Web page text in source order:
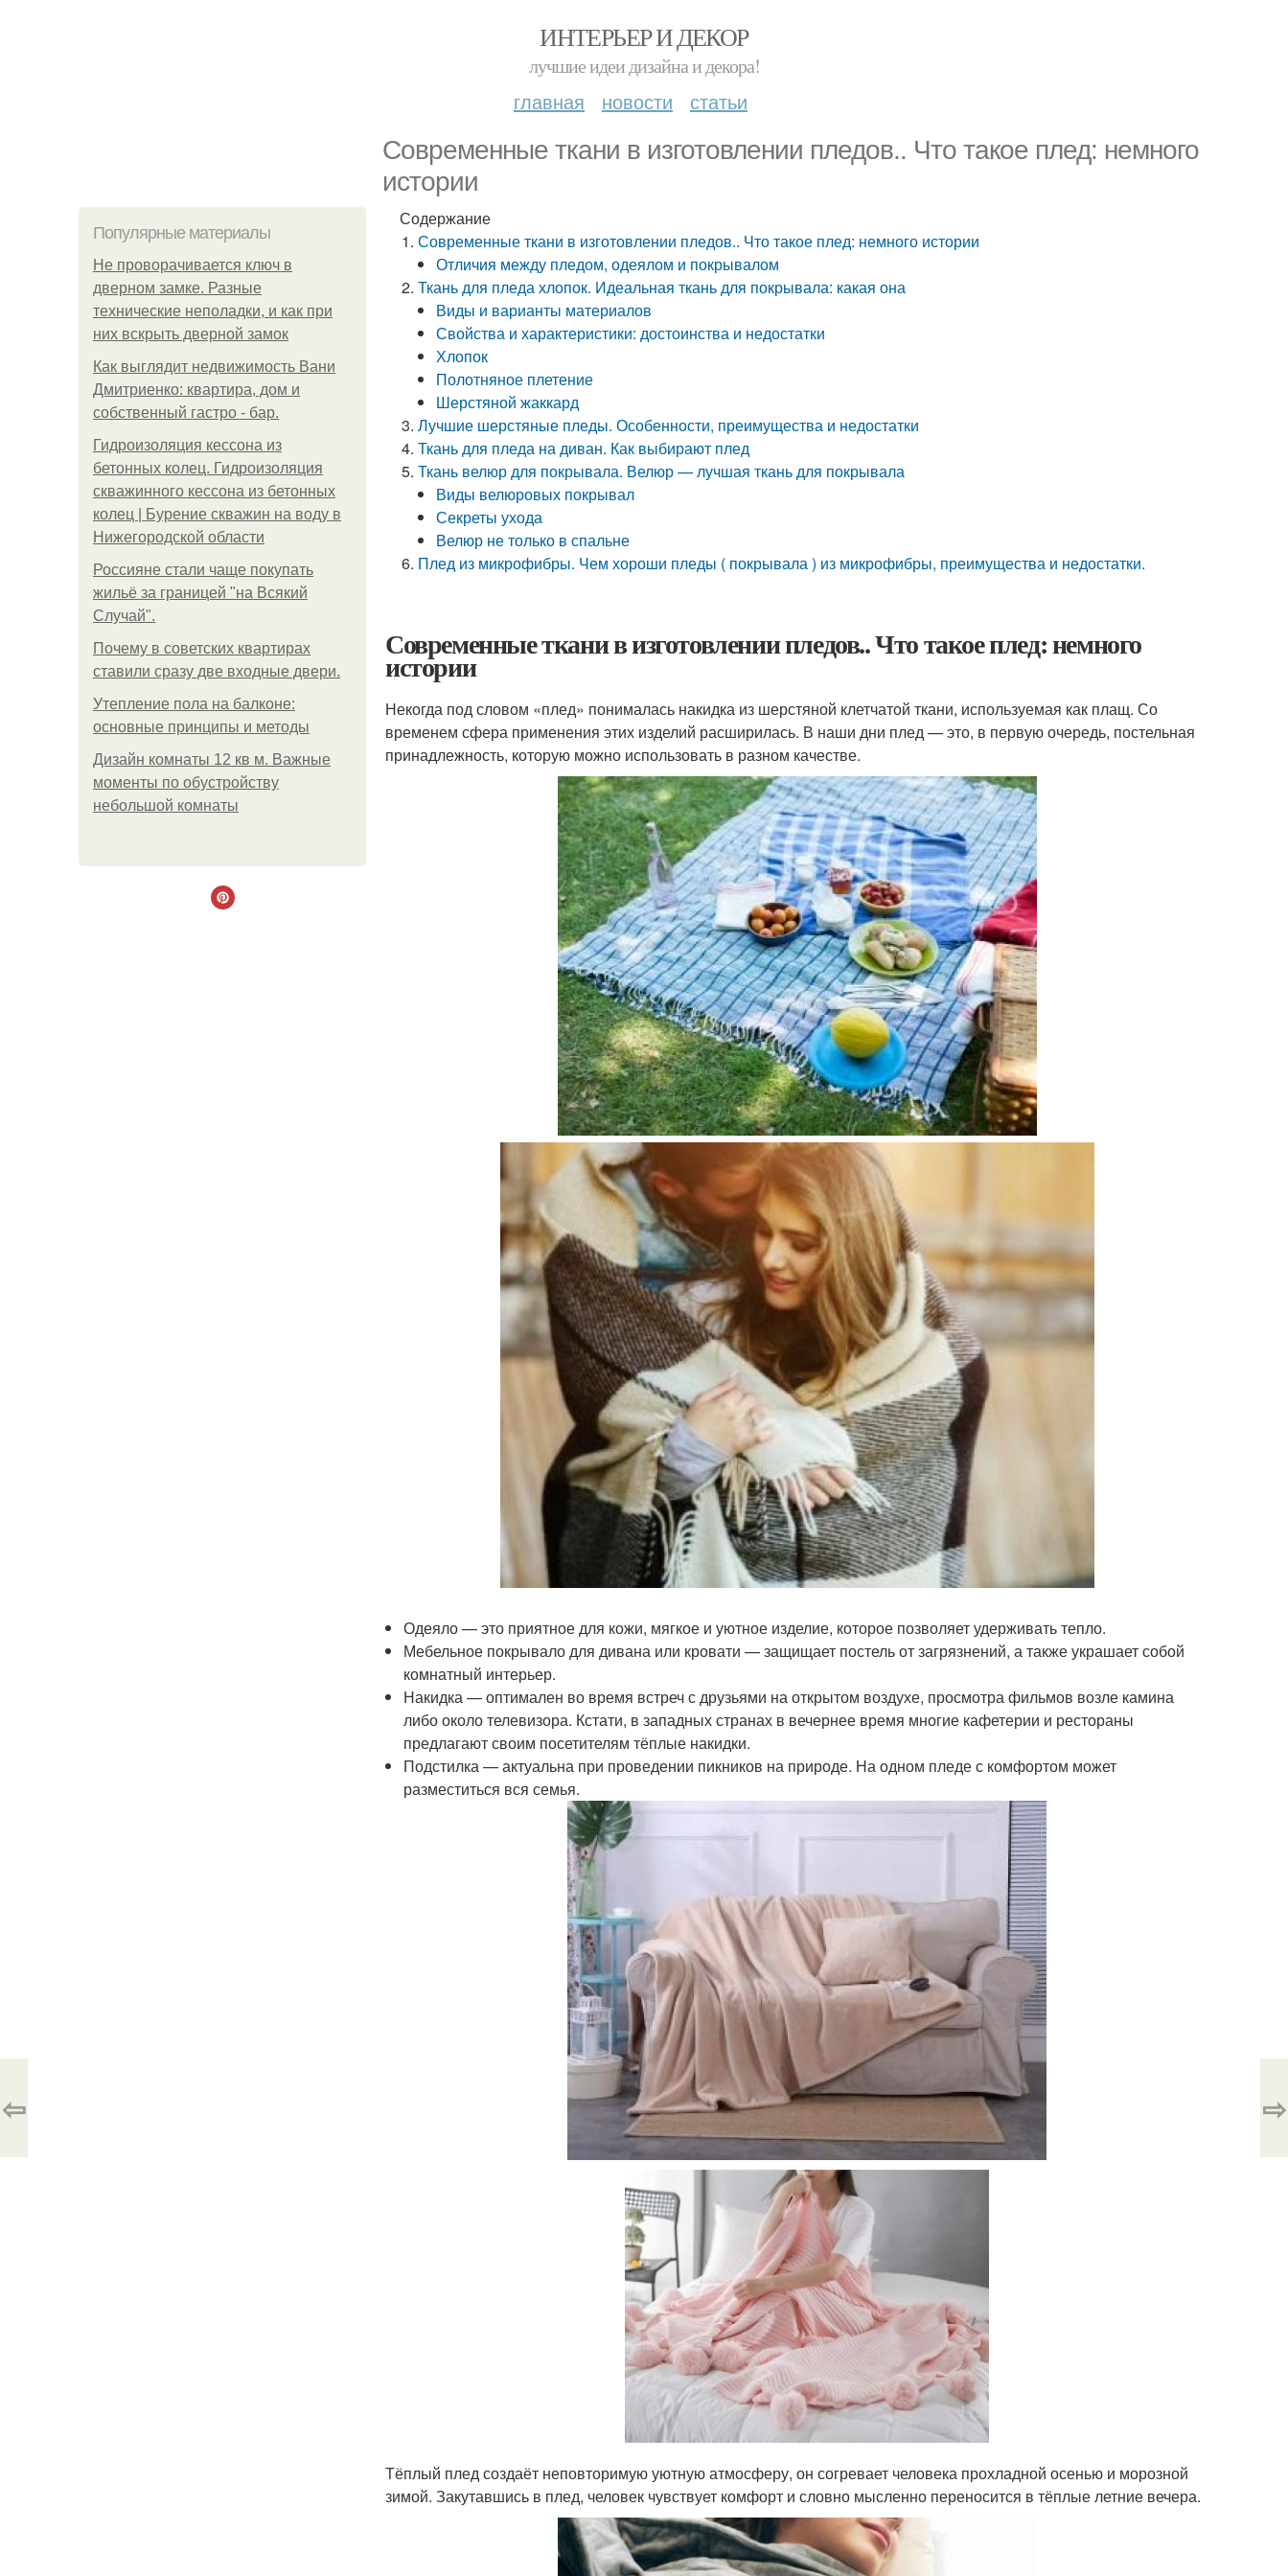
ИНТЕРЬЕР И ДЕКОР
лучшие идеи дизайна и декора!
главная новости статьи
Современные ткани в изготовлении пледов.. Что такое плед: немного
истории
Популярные материалы
Не проворачивается ключ в
дверном замке. Разные
технические неполадки, и как при
них вскрыть дверной замок
Как выглядит недвижимость Вани
Дмитриенко: квартира, дом и
собственный гастро - бар.
Гидроизоляция кессона из
бетонных колец. Гидроизоляция
скважинного кессона из бетонных
колец | Бурение скважин на воду в
Нижегородской области
Россияне стали чаще покупать
жильё за границей "на Всякий
Случай".
Почему в советских квартирах
ставили сразу две входные двери.
Утепление пола на балконе:
основные принципы и методы
Дизайн комнаты 12 кв м. Важные
моменты по обустройству
небольшой комнаты
Содержание
Современные ткани в изготовлении пледов.. Что такое плед: немного истории
Отличия между пледом, одеялом и покрывалом
Ткань для пледа хлопок. Идеальная ткань для покрывала: какая она
Виды и варианты материалов
Свойства и характеристики: достоинства и недостатки
Хлопок
Полотняное плетение
Шерстяной жаккард
Лучшие шерстяные пледы. Особенности, преимущества и недостатки
Ткань для пледа на диван. Как выбирают плед
Ткань велюр для покрывала. Велюр — лучшая ткань для покрывала
Виды велюровых покрывал
Секреты ухода
Велюр не только в спальне
Плед из микрофибры. Чем хороши пледы ( покрывала ) из микрофибры, преимущества и недостатки.
Современные ткани в изготовлении пледов.. Что такое плед: немного
истории
Некогда под словом «плед» понималась накидка из шерстяной клетчатой ткани, используемая как плащ. Со
временем сфера применения этих изделий расширилась. В наши дни плед — это, в первую очередь, постельная
принадлежность, которую можно использовать в разном качестве.
Одеяло — это приятное для кожи, мягкое и уютное изделие, которое позволяет удерживать тепло.
Мебельное покрывало для дивана или кровати — защищает постель от загрязнений, а также украшает собой
комнатный интерьер.
Накидка — оптимален во время встреч с друзьями на открытом воздухе, просмотра фильмов возле камина
либо около телевизора. Кстати, в западных странах в вечернее время многие кафетерии и рестораны
предлагают своим посетителям тёплые накидки.
Подстилка — актуальна при проведении пикников на природе. На одном пледе с комфортом может
разместиться вся семья.
Тёплый плед создаёт неповторимую уютную атмосферу, он согревает человека прохладной осенью и морозной
зимой. Закутавшись в плед, человек чувствует комфорт и словно мысленно переносится в тёплые летние вечера.
⇦ ⇨